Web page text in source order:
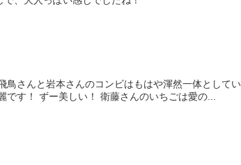
さんと岩本さんのコンビはもはや渾然一体として
す！ ずー美しい！ 衛藤さんのいちごは愛の...